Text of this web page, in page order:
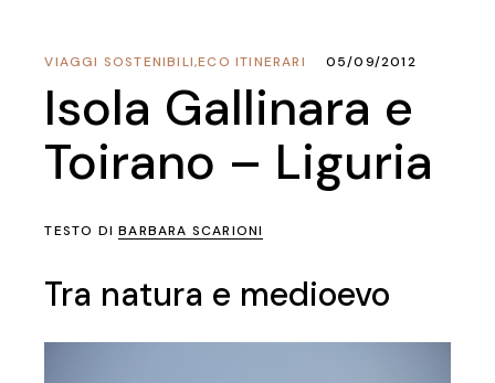
ECO ITINERARI
,
VIAGGI SOSTENIBILI 05/09/2012
Isola Gallinara e
Toirano – Liguria
TESTO DIBARBARA SCARIONI
Tra natura e medioevo